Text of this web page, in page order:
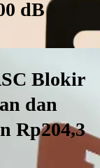
dB
Blokir
dan
Rp204,3